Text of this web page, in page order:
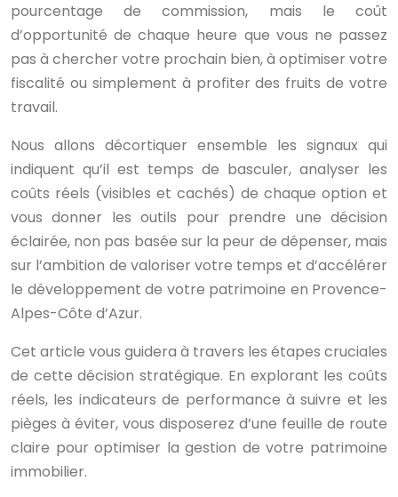
pourcentage de commission, mais le coût
d’opportunité de chaque heure que vous ne passez
pas à chercher votre prochain bien, à optimiser votre
fiscalité ou simplement à profiter des fruits de votre
travail.
Nous allons décortiquer ensemble les signaux qui
indiquent qu’il est temps de basculer, analyser les
coûts réels (visibles et cachés) de chaque option et
vous donner les outils pour prendre une décision
éclairée, non pas basée sur la peur de dépenser, mais
sur l’ambition de valoriser votre temps et d’accélérer
le développement de votre patrimoine en Provence-
Alpes-Côte d’Azur.
Cet article vous guidera à travers les étapes cruciales
de cette décision stratégique. En explorant les coûts
réels, les indicateurs de performance à suivre et les
pièges à éviter, vous disposerez d’une feuille de route
claire pour optimiser la gestion de votre patrimoine
immobilier.